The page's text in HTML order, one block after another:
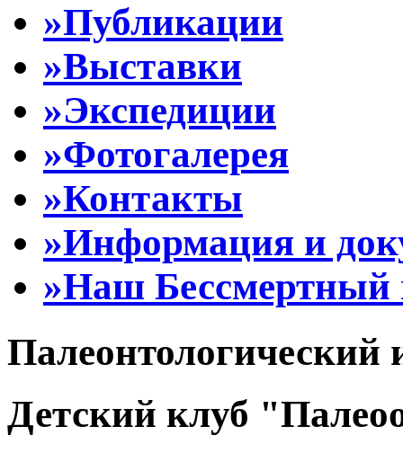
»Публикации
»Выставки
»Экспедиции
»Фотогалерея
»Контакты
»Информация и
»Наш Бессмертный
Палеонтологический
Детский клуб